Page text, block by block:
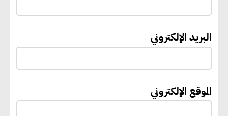
البريد الإلكتروني
الموقع الإلكترونيوالتنافسية عالميًا